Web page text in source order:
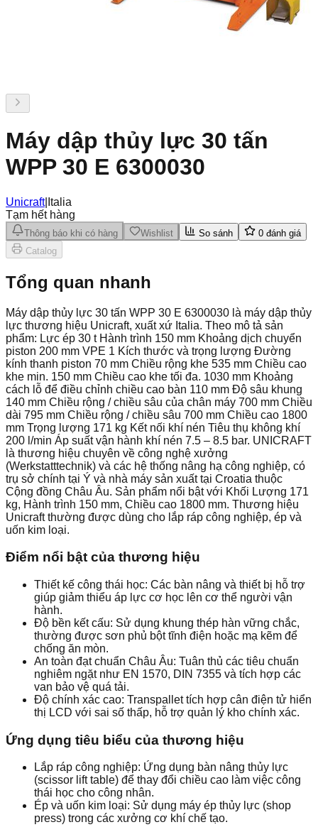
Máy dập thủy lực 30 tấn
WPP 30 E 6300030
Unicraft| Italia
Tạm hết hàng
Thông báo khi có hàng Wishlist So sánh 0 đánh giá
Catalog
Tổng quan nhanh
Máy dập thủy lực 30 tấn WPP 30 E 6300030 là máy dập thủy
lực thương hiệu Unicraft, xuất xứ Italia. Theo mô tả sản
phẩm: Lực ép 30 t Hành trình 150 mm Khoảng dịch chuyển
piston 200 mm VPE 1 Kích thước và trọng lượng Đường
kính thanh piston 70 mm Chiều rộng khe 535 mm Chiều cao
khe min. 150 mm Chiều cao khe tối đa. 1030 mm Khoảng
cách lỗ để điều chỉnh chiều cao bàn 110 mm Độ sâu khung
140 mm Chiều rộng / chiều sâu của chân máy 700 mm Chiều
dài 795 mm Chiều rộng / chiều sâu 700 mm Chiều cao 1800
mm Trọng lượng 171 kg Kết nối khí nén Tiêu thụ không khí
200 l/min Áp suất vận hành khí nén 7.5 – 8.5 bar. UNICRAFT
là thương hiệu chuyên về công nghệ xưởng
(Werkstatttechnik) và các hệ thống nâng hạ công nghiệp, có
trụ sở chính tại Ý và nhà máy sản xuất tại Croatia thuộc
Cộng đồng Châu Âu. Sản phẩm nổi bật với Khối Lượng 171
kg, Hành trình 150 mm, Chiều cao 1800 mm. Thương hiệu
Unicraft thường được dùng cho lắp ráp công nghiệp, ép và
uốn kim loại.
Điểm nổi bật của thương hiệu
Thiết kế công thái học: Các bàn nâng và thiết bị hỗ trợ
giúp giảm thiểu áp lực cơ học lên cơ thể người vận
hành.
Độ bền kết cấu: Sử dụng khung thép hàn vững chắc,
thường được sơn phủ bột tĩnh điện hoặc mạ kẽm để
chống ăn mòn.
An toàn đạt chuẩn Châu Âu: Tuân thủ các tiêu chuẩn
nghiêm ngặt như EN 1570, DIN 7355 và tích hợp các
van bảo vệ quá tải.
Độ chính xác cao: Transpallet tích hợp cân điện tử hiển
thị LCD với sai số thấp, hỗ trợ quản lý kho chính xác.
Ứng dụng tiêu biểu của thương hiệu
Lắp ráp công nghiệp: Ứng dụng bàn nâng thủy lực
(scissor lift table) để thay đổi chiều cao làm việc công
thái học cho công nhân.
Ép và uốn kim loại: Sử dụng máy ép thủy lực (shop
press) trong các xưởng cơ khí chế tạo.